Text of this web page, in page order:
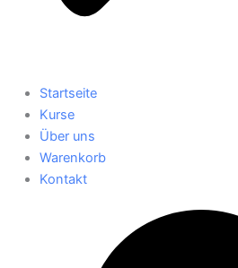
Startseite
Kurse
Über uns
Warenkorb
Kontakt